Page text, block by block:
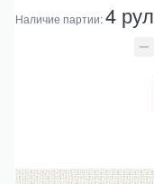
Наличие партии:4 рул